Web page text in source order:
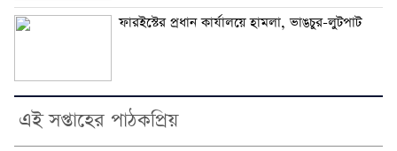
ফারইস্টের প্রধান কার্যালয়ে হামলা, ভাঙচুর-লুটপাট
এই সপ্তাহের পাঠকপ্রিয়